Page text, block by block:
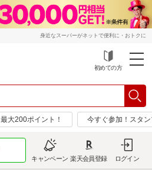
身近なスーパーがネットで便利に・おトクに
初めての方
最大200ポイント！ 今すぐ参加！スタ
キャンペーン 楽天会員登録 ログイン